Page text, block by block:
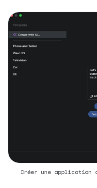
Créer une application